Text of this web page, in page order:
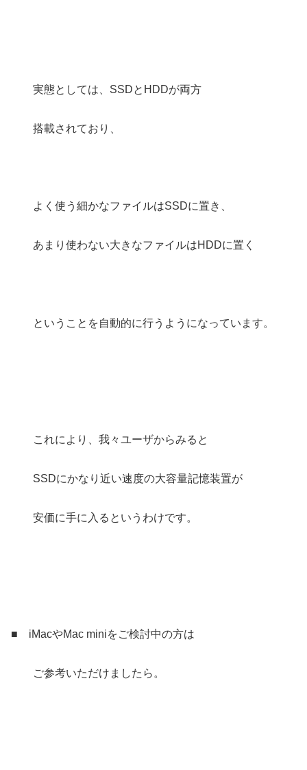
実態としては、SSDとHDDが両方
搭載されており、
よく使う細かなファイルはSSDに置き、
あまり使わない大きなファイルはHDDに置く
ということを自動的に行うようになっています。
これにより、我々ユーザからみると
SSDにかなり近い速度の大容量記憶装置が
安価に手に入るというわけです。
■ iMacやMac miniをご検討中の方は
ご参考いただけましたら。